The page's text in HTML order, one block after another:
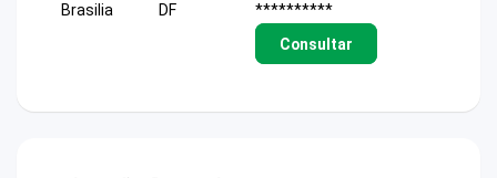
Brasilia
DF
**********
Consultar